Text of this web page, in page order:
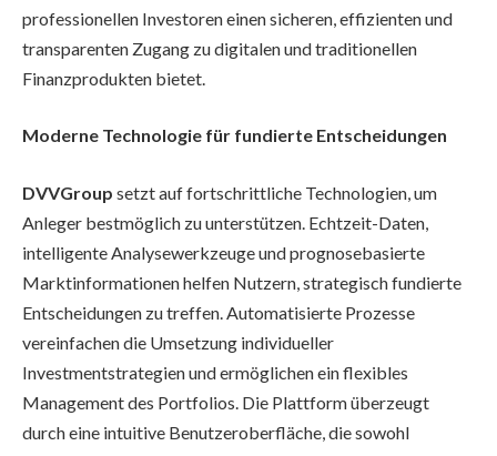
professionellen Investoren einen sicheren, effizienten und
transparenten Zugang zu digitalen und traditionellen
Finanzprodukten bietet.
Moderne Technologie für fundierte Entscheidungen
DVVGroup setzt auf fortschrittliche Technologien, um
Anleger bestmöglich zu unterstützen. Echtzeit-Daten,
intelligente Analysewerkzeuge und prognosebasierte
Marktinformationen helfen Nutzern, strategisch fundierte
Entscheidungen zu treffen. Automatisierte Prozesse
vereinfachen die Umsetzung individueller
Investmentstrategien und ermöglichen ein flexibles
Management des Portfolios. Die Plattform überzeugt
durch eine intuitive Benutzeroberfläche, die sowohl